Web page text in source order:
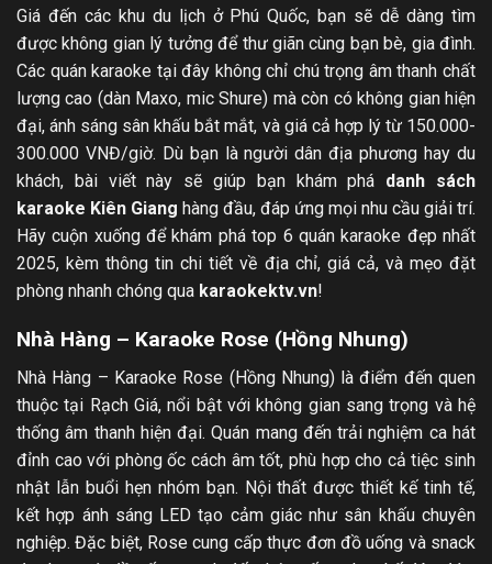
Giá đến các khu du lịch ở Phú Quốc, bạn sẽ dễ dàng tìm
được không gian lý tưởng để thư giãn cùng bạn bè, gia đình.
Các quán karaoke tại đây không chỉ chú trọng âm thanh chất
lượng cao (dàn Maxo, mic Shure) mà còn có không gian hiện
đại, ánh sáng sân khấu bắt mắt, và giá cả hợp lý từ 150.000-
300.000 VNĐ/giờ. Dù bạn là người dân địa phương hay du
khách, bài viết này sẽ giúp bạn khám phá danh sách
karaoke Kiên Giang hàng đầu, đáp ứng mọi nhu cầu giải trí.
Hãy cuộn xuống để khám phá top 6 quán karaoke đẹp nhất
2025, kèm thông tin chi tiết về địa chỉ, giá cả, và mẹo đặt
phòng nhanh chóng qua karaokektv.vn!
Nhà Hàng – Karaoke Rose (Hồng Nhung)
Nhà Hàng – Karaoke Rose (Hồng Nhung) là điểm đến quen
thuộc tại Rạch Giá, nổi bật với không gian sang trọng và hệ
thống âm thanh hiện đại. Quán mang đến trải nghiệm ca hát
đỉnh cao với phòng ốc cách âm tốt, phù hợp cho cả tiệc sinh
nhật lẫn buổi hẹn nhóm bạn. Nội thất được thiết kế tinh tế,
kết hợp ánh sáng LED tạo cảm giác như sân khấu chuyên
nghiệp. Đặc biệt, Rose cung cấp thực đơn đồ uống và snack